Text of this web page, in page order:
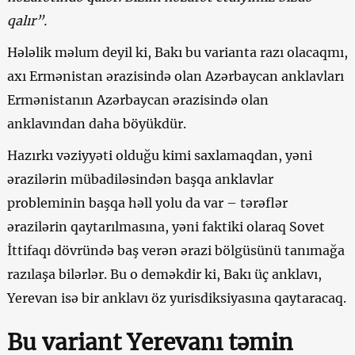
qalır”.
Hələlik məlum deyil ki, Bakı bu varianta razı olacaqmı,
axı Ermənistan ərazisində olan Azərbaycan anklavları
Ermənistanın Azərbaycan ərazisində olan
anklavından daha böyükdür.
Hazırkı vəziyyəti olduğu kimi saxlamaqdan, yəni
ərazilərin mübadiləsindən başqa anklavlar
probleminin başqa həll yolu da var – tərəflər
ərazilərin qaytarılmasına, yəni faktiki olaraq Sovet
İttifaqı dövründə baş verən ərazi bölgüsünü tanımağa
razılaşa bilərlər. Bu o deməkdir ki, Bakı üç anklavı,
Yerevan isə bir anklavı öz yurisdiksiyasına qaytaracaq.
Bu variant Yerevanı təmin